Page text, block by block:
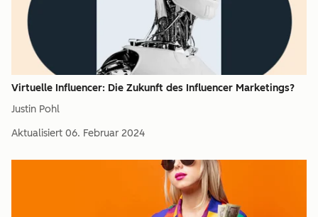
Virtuelle Influencer: Die Zukunft des Influencer Marketings?
Justin Pohl
Aktualisiert 06. Februar 2024